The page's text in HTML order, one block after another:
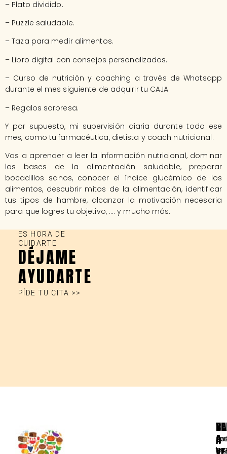
– Plato dividido.
– Puzzle saludable.
– Taza para medir alimentos.
– Libro digital con consejos personalizados.
– Curso de nutrición y coaching a través de Whatsapp
durante el mes siguiente de adquirir tu CAJA.
– Regalos sorpresa.
Y por supuesto, mi supervisión diaria durante todo ese
mes, como tu farmacéutica, dietista y coach nutricional.
Vas a aprender a leer la información nutricional, dominar
las bases de la alimentación saludable, preparar
bocadillos sanos, conocer el índice glucémico de los
alimentos, descubrir mitos de la alimentación, identificar
tus tipos de hambre, alcanzar la motivación necesaria
para que logres tu objetivo, …. y mucho más.
ES HORA DE
CUIDARTE
DÉJAME
AYUDARTE
PÍDE TU CITA >>
A
soy
te